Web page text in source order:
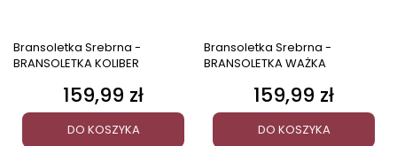
Bransoletka Srebrna -
BRANSOLETKA KOLIBER
Cena
159,99 zł
DO KOSZYKA
Bransoletka Srebrna -
BRANSOLETKA WAŻKA
Cena
159,99 zł
DO KOSZYKA